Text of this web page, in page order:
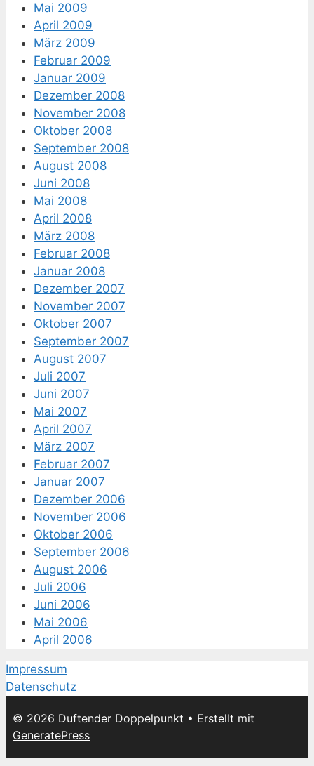
Mai 2009
April 2009
März 2009
Februar 2009
Januar 2009
Dezember 2008
November 2008
Oktober 2008
September 2008
August 2008
Juni 2008
Mai 2008
April 2008
März 2008
Februar 2008
Januar 2008
Dezember 2007
November 2007
Oktober 2007
September 2007
August 2007
Juli 2007
Juni 2007
Mai 2007
April 2007
März 2007
Februar 2007
Januar 2007
Dezember 2006
November 2006
Oktober 2006
September 2006
August 2006
Juli 2006
Juni 2006
Mai 2006
April 2006
Impressum
Datenschutz
© 2026 Duftender Doppelpunkt • Erstellt mit
GeneratePress